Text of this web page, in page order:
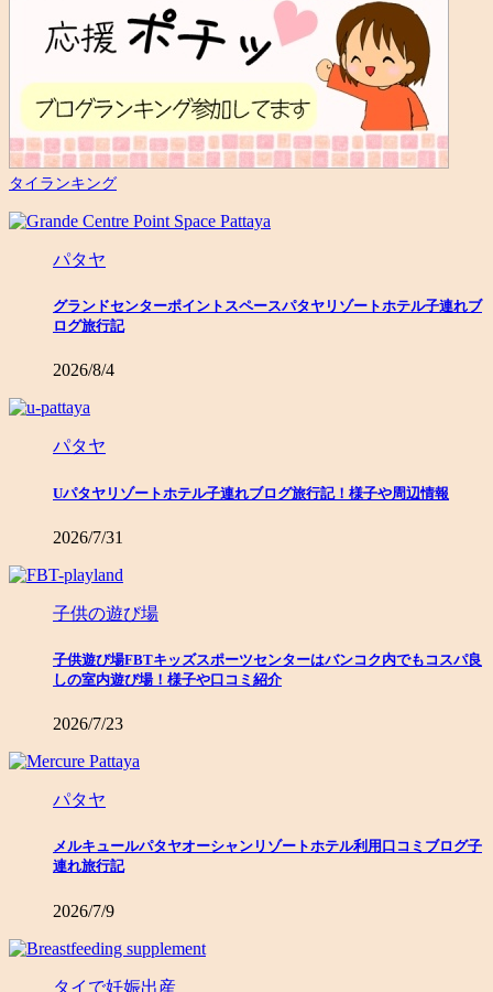
タイランキング
パタヤ
グランドセンターポイントスペースパタヤリゾートホテル子連れブ
ログ旅行記
2026/8/4
パタヤ
Uパタヤリゾートホテル子連れブログ旅行記！様子や周辺情報
2026/7/31
子供の遊び場
子供遊び場FBTキッズスポーツセンターはバンコク内でもコスパ良
しの室内遊び場！様子や口コミ紹介
2026/7/23
パタヤ
メルキュールパタヤオーシャンリゾートホテル利用口コミブログ子
連れ旅行記
2026/7/9
タイで妊娠出産